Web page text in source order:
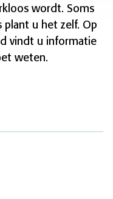
wordt. Soms
u het zelf. Op
vindt u informatie
weten.